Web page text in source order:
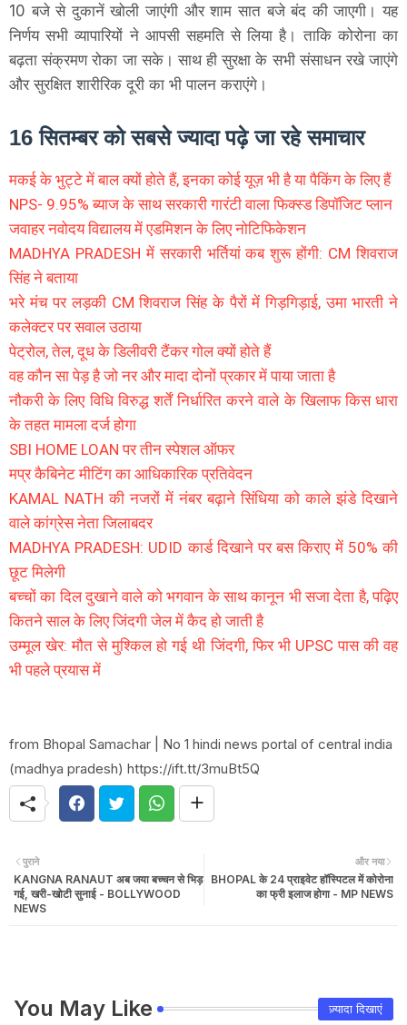
10 बजे से दुकानें खोली जाएंगी और शाम सात बजे बंद की जाएगी। यह
निर्णय सभी व्यापारियों ने आपसी सहमति से लिया है। ताकि कोरोना का
बढ़ता संक्रमण रोका जा सके। साथ ही सुरक्षा के सभी संसाधन रखे जाएंगे
और सुरक्षित शारीरिक दूरी का भी पालन कराएंगे।
16 सितम्बर को सबसे ज्यादा पढ़े जा रहे समाचार
मकई के भुट्टे में बाल क्यों होते हैं, इनका कोई यूज़ भी है या पैकिंग के लिए हैं
NPS- 9.95% ब्याज के साथ सरकारी गारंटी वाला फिक्स्ड डिपॉजिट प्लान
जवाहर नवोदय विद्यालय में एडमिशन के लिए नोटिफिकेशन
MADHYA PRADESH में सरकारी भर्तियां कब शुरू होंगी: CM शिवराज
सिंह ने बताया
भरे मंच पर लड़की CM शिवराज सिंह के पैरों में गिड़गिड़ाई, उमा भारती ने
कलेक्टर पर सवाल उठाया
पेट्रोल, तेल, दूध के डिलीवरी टैंकर गोल क्यों होते हैं
वह कौन सा पेड़ है जो नर और मादा दोनों प्रकार में पाया जाता है
नौकरी के लिए विधि विरुद्ध शर्तें निर्धारित करने वाले के खिलाफ किस धारा
के तहत मामला दर्ज होगा
SBI HOME LOAN पर तीन स्पेशल ऑफर
मप्र कैबिनेट मीटिंग का आधिकारिक प्रतिवेदन
KAMAL NATH की नजरों में नंबर बढ़ाने सिंधिया को काले झंडे दिखाने
वाले कांग्रेस नेता जिलाबदर
MADHYA PRADESH: UDID कार्ड दिखाने पर बस किराए में 50% की
छूट मिलेगी
बच्चों का दिल दुखाने वाले को भगवान के साथ कानून भी सजा देता है, पढ़िए
कितने साल के लिए जिंदगी जेल में कैद हो जाती है
उम्मूल खेर: मौत से मुश्किल हो गई थी जिंदगी, फिर भी UPSC पास की वह
भी पहले प्रयास में
from Bhopal Samachar | No 1 hindi news portal of central india
(madhya pradesh) https://ift.tt/3muBt5Q
और नया
BHOPAL के 24 प्राइवेट हॉस्पिटल में कोरोना
का फ्री इलाज होगा - MP NEWS
पुराने
KANGNA RANAUT अब जया बच्चन से भिड़
गई, खरी-खोटी सुनाई - BOLLYWOOD
NEWS
You May Like ज़्यादा दिखाएं